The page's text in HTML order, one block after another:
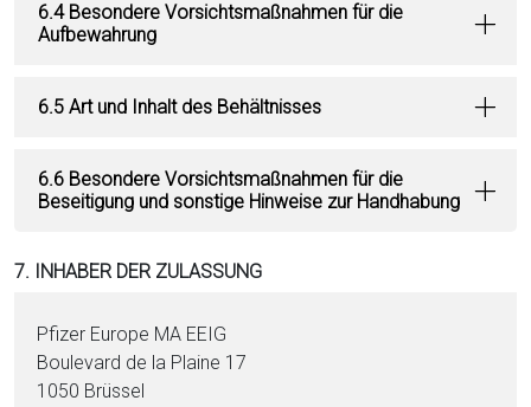
6.4 Besondere Vorsichtsmaßnahmen für die
Aufbewahrung
6.5 Art und Inhalt des Behältnisses
6.6 Besondere Vorsichtsmaßnahmen für die
Beseitigung und sonstige Hinweise zur Handhabung
7. INHABER DER ZULASSUNG
Pfizer Europe MA EEIG
Boulevard de la Plaine 17
1050 Brüssel